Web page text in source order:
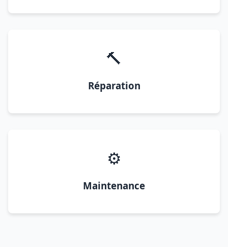
🔨
Réparation
⚙️
Maintenance